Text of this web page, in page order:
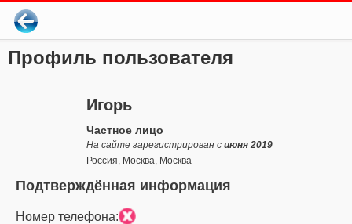
Профиль пользователя
Игорь
Частное лицо
На сайте зарегистрирован с июня 2019
Россия, Москва, Москва
Подтверждённая информация
Номер телефона: